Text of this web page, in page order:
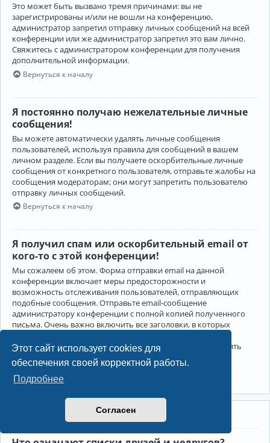
Этот сайт использует cookies для
обеспечения своей корректной работы.
Подробнее
Согласен
Это может быть вызвано тремя причинами: вы не
зарегистрированы и/или не вошли на конференцию,
администратор запретил отправку личных сообщений на всей
конференции или же администратор запретил это вам лично.
Свяжитесь с администратором конференции для получения
дополнительной информации.
Вернуться к началу
Я постоянно получаю нежелательные личные
сообщения!
Вы можете автоматически удалять личные сообщения
пользователей, используя правила для сообщений в вашем
личном разделе. Если вы получаете оскорбительные личные
сообщения от конкретного пользователя, отправьте жалобы на
сообщения модераторам; они могут запретить пользователю
отправку личных сообщений.
Вернуться к началу
Я получил спам или оскорбительный email от
кого-то с этой конференции!
Мы сожалеем об этом. Форма отправки email на данной
конференции включает меры предосторожности и
возможность отслеживания пользователей, отправляющих
подобные сообщения. Отправьте email-сообщение
администратору конференции с полной копией полученного
письма. Очень важно включить все заголовки, в которых
Администратор конференции сможет в этом случае принять
меры.
Друзья и недруги